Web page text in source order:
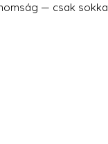
— csak